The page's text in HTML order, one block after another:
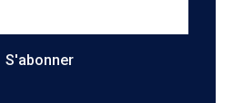
S'abonner